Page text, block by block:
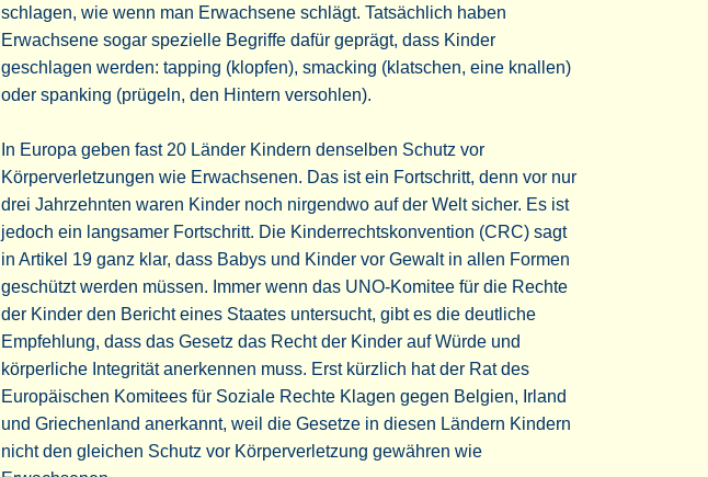
schlagen, wie wenn man Erwachsene schlägt. Tatsächlich haben
Erwachsene sogar spezielle Begriffe dafür geprägt, dass Kinder
geschlagen werden: tapping (klopfen), smacking (klatschen, eine knallen)
oder spanking (prügeln, den Hintern versohlen).
In Europa geben fast 20 Länder Kindern denselben Schutz vor
Körperverletzungen wie Erwachsenen. Das ist ein Fortschritt, denn vor nur
drei Jahrzehnten waren Kinder noch nirgendwo auf der Welt sicher. Es ist
jedoch ein langsamer Fortschritt. Die Kinderrechtskonvention (CRC) sagt
in Artikel 19 ganz klar, dass Babys und Kinder vor Gewalt in allen Formen
geschützt werden müssen. Immer wenn das UNO-Komitee für die Rechte
der Kinder den Bericht eines Staates untersucht, gibt es die deutliche
Empfehlung, dass das Gesetz das Recht der Kinder auf Würde und
körperliche Integrität anerkennen muss. Erst kürzlich hat der Rat des
Europäischen Komitees für Soziale Rechte Klagen gegen Belgien, Irland
und Griechenland anerkannt, weil die Gesetze in diesen Ländern Kindern
nicht den gleichen Schutz vor Körperverletzung gewähren wie